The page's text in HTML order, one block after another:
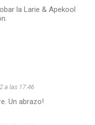
la Larie & Apekool
a las 17:46
Un abrazo!